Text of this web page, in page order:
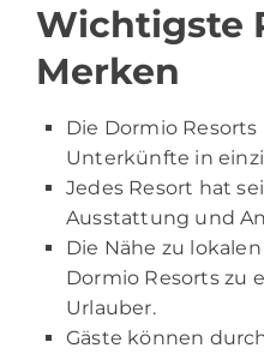
Wichtigste
Merken
Die Dormio
Unterkünfte in
Jedes Resort hat
Ausstattung und
Die Nähe zu
Dormio Resorts zu
Urlauber.
Gäste können